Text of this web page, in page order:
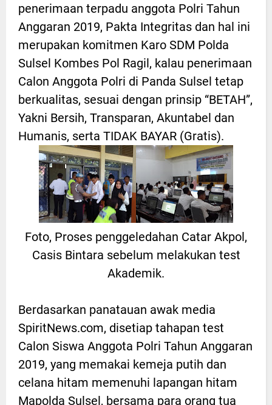
penerimaan terpadu anggota Polri Tahun
Anggaran 2019, Pakta Integritas dan hal ini
merupakan komitmen Karo SDM Polda
Sulsel Kombes Pol Ragil, kalau penerimaan
Calon Anggota Polri di Panda Sulsel tetap
berkualitas, sesuai dengan prinsip “BETAH”,
Yakni Bersih, Transparan, Akuntabel dan
Humanis, serta TIDAK BAYAR (Gratis).
Foto, Proses penggeledahan Catar Akpol,
Casis Bintara sebelum melakukan test
Akademik.
Berdasarkan panatauan awak media
SpiritNews.com, disetiap tahapan test
Calon Siswa Anggota Polri Tahun Anggaran
2019, yang memakai kemeja putih dan
celana hitam memenuhi lapangan hitam
Mapolda Sulsel, bersama para orang tua